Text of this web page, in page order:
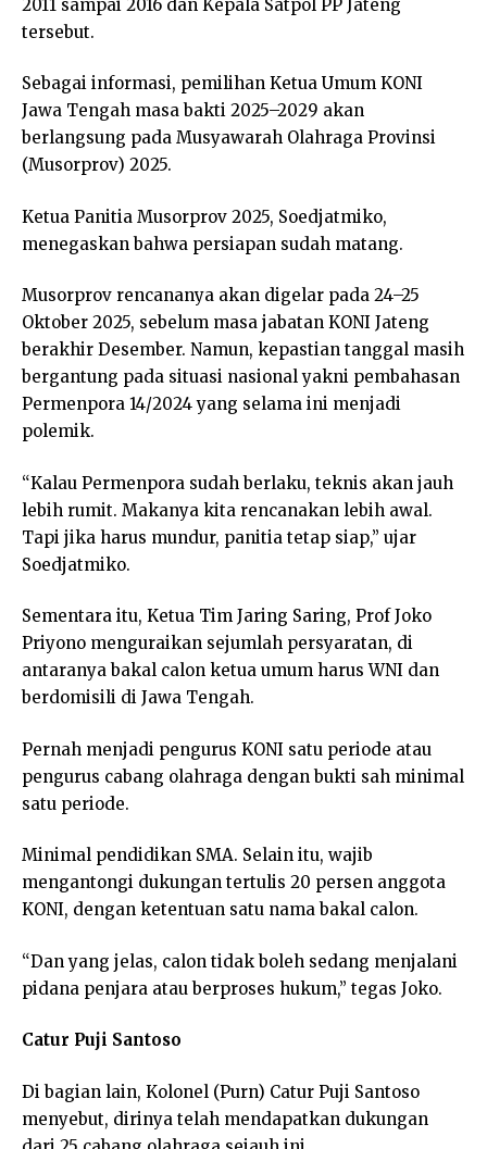
2011 sampai 2016 dan Kepala Satpol PP Jateng
tersebut.
Sebagai informasi, pemilihan Ketua Umum KONI
Jawa Tengah masa bakti 2025–2029 akan
berlangsung pada Musyawarah Olahraga Provinsi
(Musorprov) 2025.
Ketua Panitia Musorprov 2025, Soedjatmiko,
menegaskan bahwa persiapan sudah matang.
Musorprov rencananya akan digelar pada 24–25
Oktober 2025, sebelum masa jabatan KONI Jateng
berakhir Desember. Namun, kepastian tanggal masih
bergantung pada situasi nasional yakni pembahasan
Permenpora 14/2024 yang selama ini menjadi
polemik.
“Kalau Permenpora sudah berlaku, teknis akan jauh
lebih rumit. Makanya kita rencanakan lebih awal.
Tapi jika harus mundur, panitia tetap siap,” ujar
Soedjatmiko.
Sementara itu, Ketua Tim Jaring Saring, Prof Joko
Priyono menguraikan sejumlah persyaratan, di
antaranya bakal calon ketua umum harus WNI dan
berdomisili di Jawa Tengah.
Pernah menjadi pengurus KONI satu periode atau
pengurus cabang olahraga dengan bukti sah minimal
satu periode.
Minimal pendidikan SMA. Selain itu, wajib
mengantongi dukungan tertulis 20 persen anggota
KONI, dengan ketentuan satu nama bakal calon.
“Dan yang jelas, calon tidak boleh sedang menjalani
pidana penjara atau berproses hukum,” tegas Joko.
Catur Puji Santoso
Di bagian lain, Kolonel (Purn) Catur Puji Santoso
menyebut, dirinya telah mendapatkan dukungan